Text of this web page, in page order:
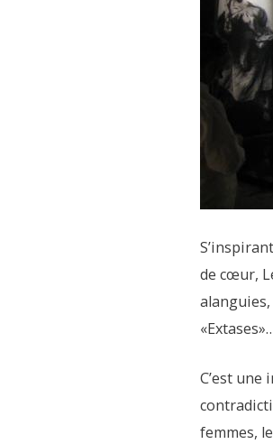
de cœur,
C’est une
femmes,